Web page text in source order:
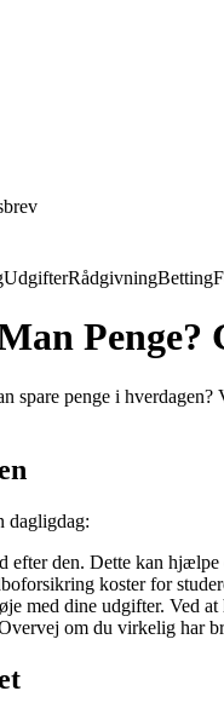
UdgifterRådgivningBetting
Penge?
spare penge i hverdagen?
dagligdag:
efter den. Dette kan
koster for
med dine udgifter. Ved
om du virkelig har